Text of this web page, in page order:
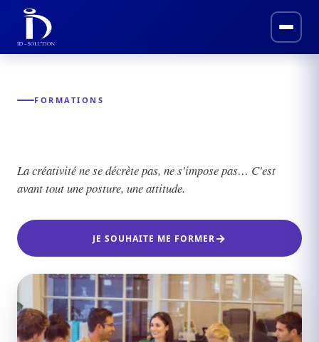
FORMATIONS
La créativité ne se décrète pas, ne s'impose pas… C'est
avant tout une posture, une attitude.
JE SOUHAITE ME FORMER